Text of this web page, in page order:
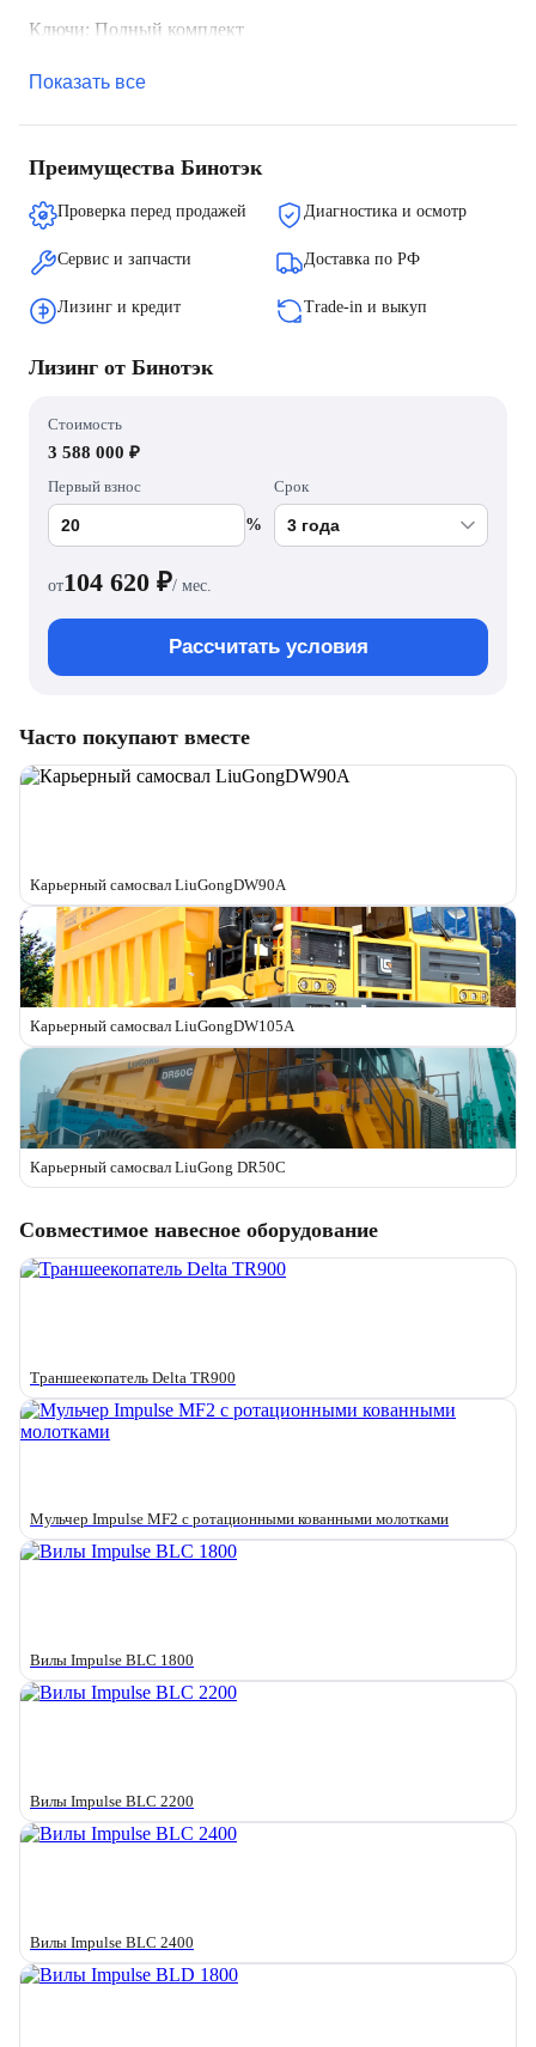
Ключи: Полный комплект
Показать все
Преимущества Бинотэк
Проверка перед продажей Диагностика и осмотр
Сервис и запчасти Доставка по РФ
Лизинг и кредит Trade-in и выкуп
Лизинг от Бинотэк
Стоимость
3 588 000 ₽
Первый взнос
%
Срок
от104 620 ₽/ мес.
Рассчитать условия
Часто покупают вместе
Карьерный самосвал LiuGongDW90A
Карьерный самосвал LiuGongDW105A
Карьерный самосвал LiuGong DR50C
Совместимое навесное оборудование
Траншеекопатель Delta TR900
Мульчер Impulse MF2 с ротационными кованными молотками
Вилы Impulse BLC 1800
Вилы Impulse BLC 2200
Вилы Impulse BLC 2400